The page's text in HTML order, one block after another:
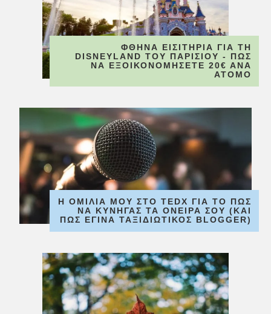
ΦΘΗΝΆ ΕΙΣΙΤΉΡΙΑ ΓΙΑ ΤΗ
DISNEYLAND ΤΟΥ ΠΑΡΙΣΙΟΎ - ΠΏΣ
ΝΑ ΕΞΟΙΚΟΝΟΜΉΣΕΤΕ 20€ ΑΝΆ
ΆΤΟΜΟ
Η ΟΜΙΛΊΑ ΜΟΥ ΣΤΟ TEDX ΓΙΑ ΤΟ ΠΏΣ
ΝΑ ΚΥΝΗΓΆΣ ΤΑ ΌΝΕΙΡΆ ΣΟΥ (ΚΑΙ
ΠΏΣ ΈΓΙΝΑ ΤΑΞΙΔΙΩΤΙΚΌΣ BLOGGER)